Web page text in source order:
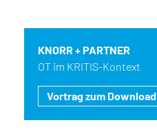
KNORR + PARTNER
OT im KRITIS-Kontext
Vortrag zum Download